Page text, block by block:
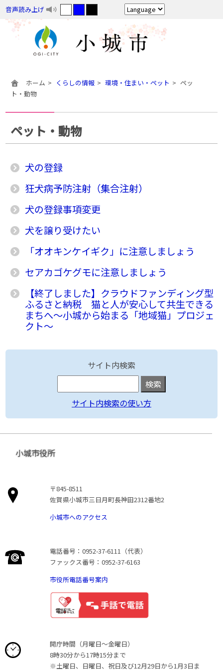
音声読み上げ
ホーム くらしの情報 環境・住まい・ペット
ペッ
ト・動物
ペット・動物
犬の登録
狂犬病予防注射（集合注射）
犬の登録事項変更
犬を譲り受けたい
「オオキンケイギク」に注意しましょう
セアカゴケグモに注意しましょう
【終了しました】クラウドファンディング型
ふるさと納税 猫と人が安心して共生できる
まちへ〜小城から始まる「地域猫」プロジェ
クト〜
サイト内検索
サイト内検索の使い方
小城市役所
〒845-8511
佐賀県小城市三日月町長神田2312番地2
小城市へのアクセス
電話番号：0952-37-6111（代表）
ファックス番号：0952-37-6163
市役所電話番号案内
開庁時間（月曜日〜金曜日）
8時30分から17時15分まで
※土曜日、日曜日、祝日及び12月29日から1月3日ま